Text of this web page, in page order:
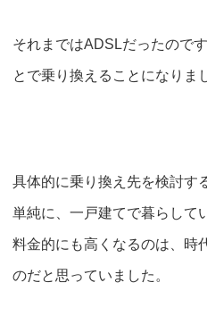
それまではADSLだったので
とで乗り換えることになりま
具体的に乗り換え先を検討す
単純に、一戸建てで暮らして
料金的にも高くなるのは、時
のだと思っていました。